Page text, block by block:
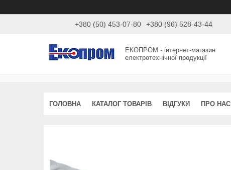
+380 (50) 453-07-80 +380 (96) 528-43-44
ЕКОПРОМ - інтернет-магазин
електротехнічної продукції
ГОЛОВНА КАТАЛОГ ТОВАРІВ ВІДГУКИ ПРО НАС